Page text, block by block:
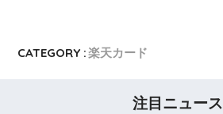
CATEGORY :楽天カード
注目ニュース